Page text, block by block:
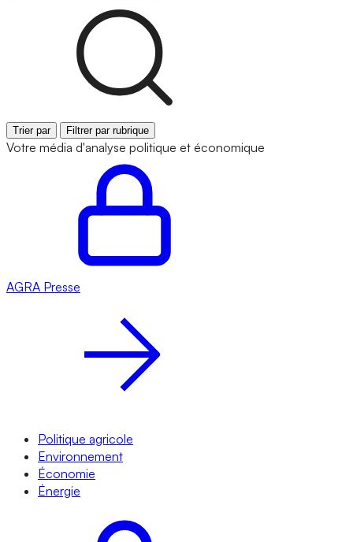
Trier par Filtrer par rubrique
Votre média d'analyse politique et économique
AGRA Presse
Politique agricole
Environnement
Économie
Énergie